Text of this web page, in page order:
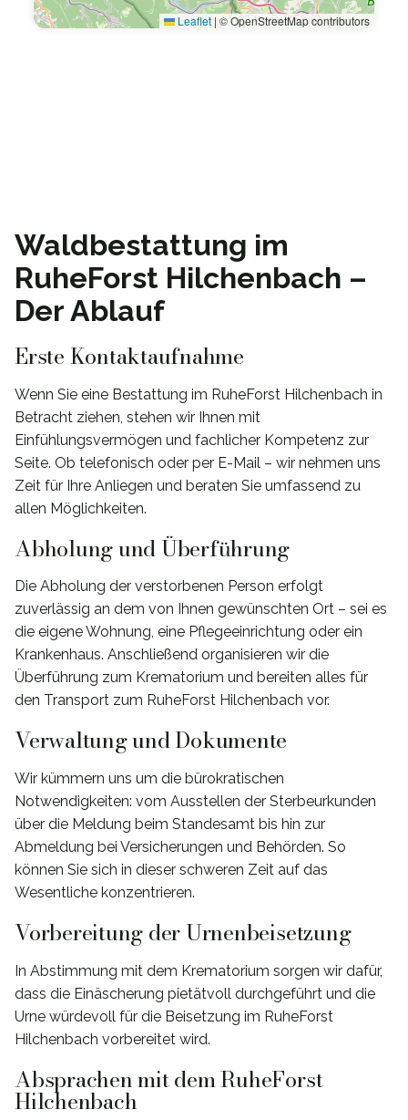
Leaflet | © OpenStreetMap contributors
Waldbestattung im
RuheForst Hilchenbach –
Der Ablauf
Erste Kontaktaufnahme
Wenn Sie eine Bestattung im RuheForst Hilchenbach in
Betracht ziehen, stehen wir Ihnen mit
Einfühlungsvermögen und fachlicher Kompetenz zur
Seite. Ob telefonisch oder per E-Mail – wir nehmen uns
Zeit für Ihre Anliegen und beraten Sie umfassend zu
allen Möglichkeiten.
Abholung und Überführung
Die Abholung der verstorbenen Person erfolgt
zuverlässig an dem von Ihnen gewünschten Ort – sei es
die eigene Wohnung, eine Pflegeeinrichtung oder ein
Krankenhaus. Anschließend organisieren wir die
Überführung zum Krematorium und bereiten alles für
den Transport zum RuheForst Hilchenbach vor.
Verwaltung und Dokumente
Wir kümmern uns um die bürokratischen
Notwendigkeiten: vom Ausstellen der Sterbeurkunden
über die Meldung beim Standesamt bis hin zur
Abmeldung bei Versicherungen und Behörden. So
können Sie sich in dieser schweren Zeit auf das
Wesentliche konzentrieren.
Vorbereitung der Urnenbeisetzung
In Abstimmung mit dem Krematorium sorgen wir dafür,
dass die Einäscherung pietätvoll durchgeführt und die
Urne würdevoll für die Beisetzung im RuheForst
Hilchenbach vorbereitet wird.
Absprachen mit dem RuheForst
Hilchenbach